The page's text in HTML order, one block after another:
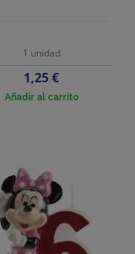
1 unidad
Precio
1,25 €
Añadir al carrito